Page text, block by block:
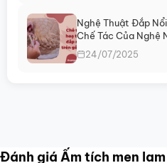
Nghệ Thuật Đắp
Chế Tác Của Nghệ
24/07/2025
Đánh giá Ấm tích men